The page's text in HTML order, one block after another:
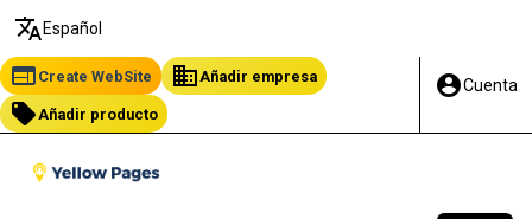
translate Español
web Create WebSite business Añadir empresa
local_offer Añadir producto
account_circleCuenta